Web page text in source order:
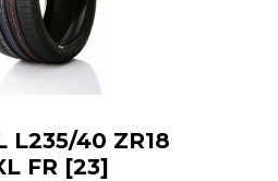
L235/40 ZR18
FR [23]